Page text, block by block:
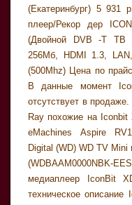
(Екатеринбург) 5
плеер/Рекор дер
(Двойной DVB -T ТВ
256Мб, HDMI 1.3,
(500Mhz) Цена по
В данные момент
отсутствует в
Ray похожие на
eMachines Aspire
Digital (WD) WD TV
(WDBAAM0000NBK-
медиаплеер IconBit
техническое описание
записи. есть. TV-
Функция TimeShift.
BitTorrent, HTTP,
плеер/Рекордер
Мультимедийный
(Full HD) >>> Код:
грн. в месяц (6 мес.)
. удобный HD
воспроизведения
видеозаписей,
цифровой музыки и
фотографий в
знакомство с новой